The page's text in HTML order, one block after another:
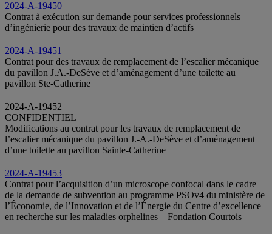
2024-A-19450
Contrat à exécution sur demande pour services professionnels
d’ingénierie pour des travaux de maintien d’actifs
2024-A-19451
Contrat pour des travaux de remplacement de l’escalier mécanique
du pavillon J.A.-DeSève et d’aménagement d’une toilette au
pavillon Ste-Catherine
2024-A-19452
CONFIDENTIEL
Modifications au contrat pour les travaux de remplacement de
l’escalier mécanique du pavillon J.-A.-DeSève et d’aménagement
d’une toilette au pavillon Sainte-Catherine
2024-A-19453
Contrat pour l’acquisition d’un microscope confocal dans le cadre
de la demande de subvention au programme PSOv4 du ministère de
l’Économie, de l’Innovation et de l’Énergie du Centre d’excellence
en recherche sur les maladies orphelines – Fondation Courtois